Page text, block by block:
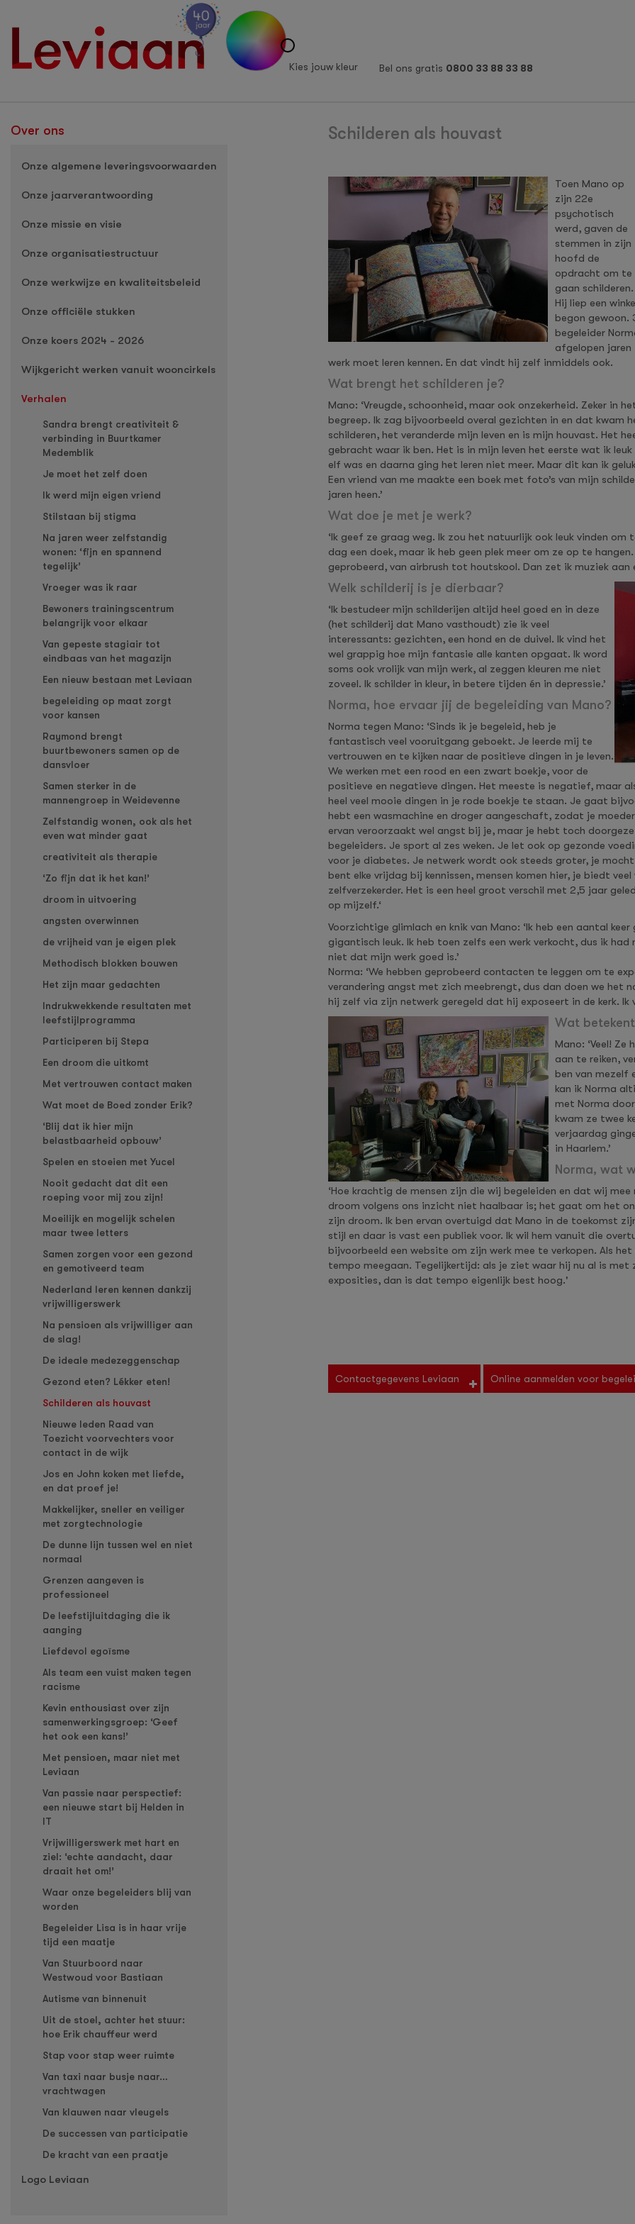
Kies jouw kleur Bel ons gratis 0800 33 88 33 88
Over ons
Onze algemene leveringsvoorwaarden
Onze jaarverantwoording
Onze missie en visie
Onze organisatiestructuur
Onze werkwijze en kwaliteitsbeleid
Onze officiële stukken
Onze koers 2024 - 2026
Wijkgericht werken vanuit wooncirkels
Verhalen
Sandra brengt creativiteit &
verbinding in Buurtkamer
Medemblik
Je moet het zelf doen
Ik werd mijn eigen vriend
Stilstaan bij stigma
Na jaren weer zelfstandig
wonen: ‘fijn en spannend
tegelijk’
Vroeger was ik raar
Bewoners trainingscentrum
belangrijk voor elkaar
Van gepeste stagiair tot
eindbaas van het magazijn
Een nieuw bestaan met Leviaan
begeleiding op maat zorgt
voor kansen
Raymond brengt
buurtbewoners samen op de
dansvloer
Samen sterker in de
mannengroep in Weidevenne
Zelfstandig wonen, ook als het
even wat minder gaat
creativiteit als therapie
‘Zo fijn dat ik het kan!’
droom in uitvoering
angsten overwinnen
de vrijheid van je eigen plek
Methodisch blokken bouwen
Het zijn maar gedachten
Indrukwekkende resultaten met
leefstijlprogramma
Participeren bij Stepa
Een droom die uitkomt
Met vertrouwen contact maken
Wat moet de Boed zonder Erik?
‘Blij dat ik hier mijn
belastbaarheid opbouw’
Spelen en stoeien met Yucel
Nooit gedacht dat dit een
roeping voor mij zou zijn!
Moeilijk en mogelijk schelen
maar twee letters
Samen zorgen voor een gezond
en gemotiveerd team
Nederland leren kennen dankzij
vrijwilligerswerk
Na pensioen als vrijwilliger aan
de slag!
De ideale medezeggenschap
Gezond eten? Lékker eten!
Schilderen als houvast
Nieuwe leden Raad van
Toezicht voorvechters voor
contact in de wijk
Jos en John koken met liefde,
en dat proef je!
Makkelijker, sneller en veiliger
met zorgtechnologie
De dunne lijn tussen wel en niet
normaal
Grenzen aangeven is
professioneel
De leefstijluitdaging die ik
aanging
Liefdevol egoïsme
Als team een vuist maken tegen
racisme
Kevin enthousiast over zijn
samenwerkingsgroep: ‘Geef
het ook een kans!’
Met pensioen, maar niet met
Leviaan
Van passie naar perspectief:
een nieuwe start bij Helden in
IT
Vrijwilligerswerk met hart en
ziel: ‘echte aandacht, daar
draait het om!’
Waar onze begeleiders blij van
worden
Begeleider Lisa is in haar vrije
tijd een maatje
Van Stuurboord naar
Westwoud voor Bastiaan
Autisme van binnenuit
Uit de stoel, achter het stuur:
hoe Erik chauffeur werd
Stap voor stap weer ruimte
Van taxi naar busje naar…
vrachtwagen
Van klauwen naar vleugels
De successen van participatie
De kracht van een praatje
Logo Leviaan
Schilderen als houvast
Toen Mano op
zijn 22e
psychotisch
werd, gaven de
stemmen in zijn
hoofd de
opdracht om te
gaan schilderen.
Hij liep een
begon gewoon.
begeleider
afgelopen
werk moet leren kennen. En dat vindt hij zelf inmiddels ook.
Wat brengt het schilderen je?
Mano: ‘Vreugde, schoonheid, maar ook onzekerheid. Zeker in
begreep. Ik zag bijvoorbeeld overal gezichten in en dat kwam
schilderen, het veranderde mijn leven en is mijn houvast. Het
gebracht waar ik ben. Het is in mijn leven het eerste wat ik
elf was en daarna ging het leren niet meer. Maar dit kan ik
Een vriend van me maakte een boek met foto’s van mijn
jaren heen.’
Wat doe je met je werk?
‘Ik geef ze graag weg. Ik zou het natuurlijk ook leuk vinden om
dag een doek, maar ik heb geen plek meer om ze op te
geprobeerd, van airbrush tot houtskool. Dan zet ik muziek aan
Welk schilderij is je dierbaar?
‘Ik bestudeer mijn schilderijen altijd heel goed en in deze
(het schilderij dat Mano vasthoudt) zie ik veel
interessants: gezichten, een hond en de duivel. Ik vind het
wel grappig hoe mijn fantasie alle kanten opgaat. Ik word
soms ook vrolijk van mijn werk, al zeggen kleuren me niet
zoveel. Ik schilder in kleur, in betere tijden én in depressie.’
Norma, hoe ervaar jij de begeleiding van Mano?
Norma tegen Mano: ‘Sinds ik je begeleid, heb je
fantastisch veel vooruitgang geboekt. Je leerde mij te
vertrouwen en te kijken naar de positieve dingen in je leven.
We werken met een rood en een zwart boekje, voor de
positieve en negatieve dingen. Het meeste is negatief, maar
heel veel mooie dingen in je rode boekje te staan. Je gaat
hebt een wasmachine en droger aangeschaft, zodat je
ervan veroorzaakt wel angst bij je, maar je hebt toch
begeleiders. Je sport al zes weken. Je let ook op gezonde
voor je diabetes. Je netwerk wordt ook steeds groter, je
bent elke vrijdag bij kennissen, mensen komen hier, je biedt
zelfverzekerder. Het is een heel groot verschil met 2,5 jaar
op mijzelf.‘
Voorzichtige glimlach en knik van Mano: ‘Ik heb een aantal
gigantisch leuk. Ik heb toen zelfs een werk verkocht, dus ik
niet dat mijn werk goed is.’
Norma: ‘We hebben geprobeerd contacten te leggen om te
verandering angst met zich meebrengt, dus dan doen we het
hij zelf via zijn netwerk geregeld dat hij exposeert in de kerk.
Wat
Mano: ‘Veel!
aan te reiken,
ben van mezelf
kan ik Norma
met Norma
kwam ze twee
verjaardag
in Haarlem.’
Norma, wat
‘Hoe krachtig de mensen zijn die wij begeleiden en dat wij
droom volgens ons inzicht niet haalbaar is; het gaat om het
zijn droom. Ik ben ervan overtuigd dat Mano in de toekomst
stijl en daar is vast een publiek voor. Ik wil hem vanuit die
bijvoorbeeld een website om zijn werk mee te verkopen. Als
tempo meegaan. Tegelijkertijd: als je ziet waar hij nu al is
exposities, dan is dat tempo eigenlijk best hoog.'
Contactgegevens Leviaan Online aanmelden voor